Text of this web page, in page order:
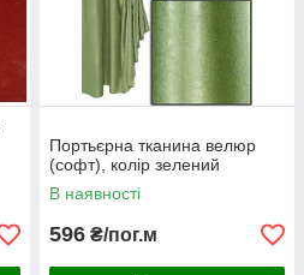
Портьєрна тканина велюр
(софт), колір зелений
В наявності
596 ₴/пог.м